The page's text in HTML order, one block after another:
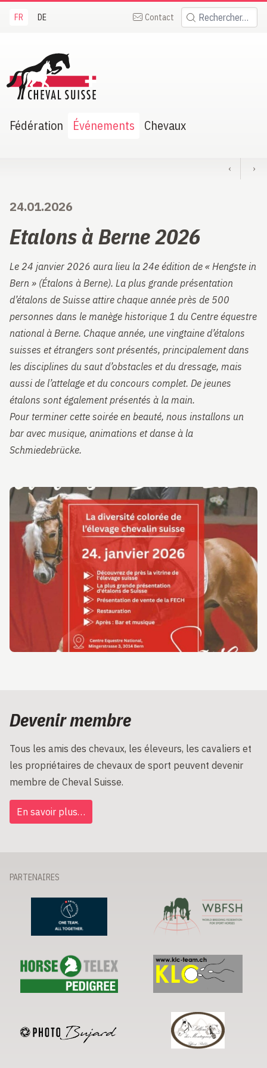
FR DE Contact Rechercher:
Suisse
Fédération Événements Chevaux
‹ ›
24.01.2026
Etalons à Berne 2026
Le 24 janvier 2026 aura lieu la 24e édition de « Hengste in
Bern » (Étalons à Berne). La plus grande présentation
d’étalons de Suisse attire chaque année près de 500
personnes dans le manège historique 1 du Centre équestre
national à Berne. Chaque année, une vingtaine d’étalons
suisses et étrangers sont présentés, principalement dans
les disciplines du saut d’obstacles et du dressage, mais
aussi de l’attelage et du concours complet. De jeunes
étalons sont également présentés à la main.
Pour terminer cette soirée en beauté, nous installons un
bar avec musique, animations et danse à la
Schmiedebrücke.
Devenir membre
Tous les amis des chevaux, les éleveurs, les cavaliers et
les propriétaires de chevaux de sport peuvent devenir
membre de Cheval Suisse.
En savoir plus…
PARTENAIRES